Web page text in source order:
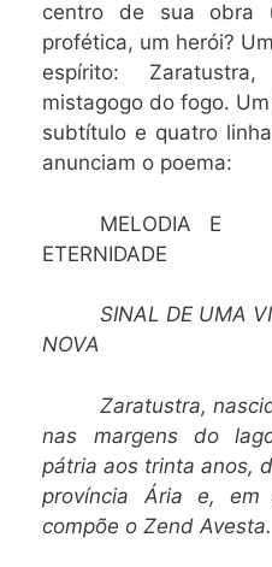
centro de sua obra
profética, um herói?
espírito:
mistagogo do fogo.
subtítulo e quatro
anunciam o poema:
MELODIA E
ETERNIDADE
SINAL DE UMA
NOVA
Zaratustra,
nas margens do
pátria aos trinta anos,
província Ária e,
compõe o Zend Avesta.